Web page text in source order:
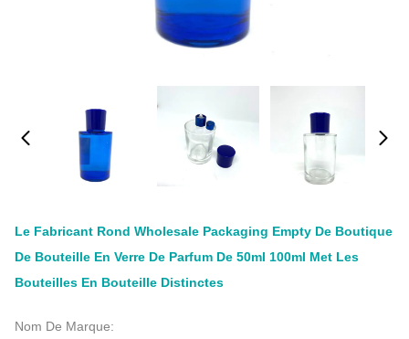
Le Fabricant Rond Wholesale Packaging Empty De Boutique
De Bouteille En Verre De Parfum De 50ml 100ml Met Les
Bouteilles En Bouteille Distinctes
Nom De Marque: